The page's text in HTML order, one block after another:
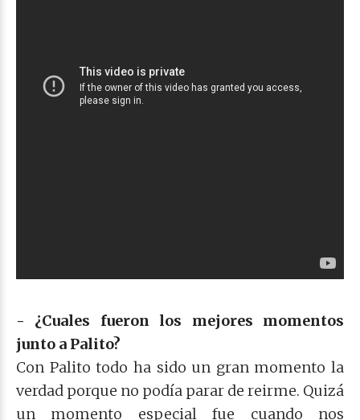
- ¿Cuales fueron los mejores momentos
junto a Palito?
Con Palito todo ha sido un gran momento la
verdad porque no podía parar de reirme. Quizá
un momento especial fue cuando nos